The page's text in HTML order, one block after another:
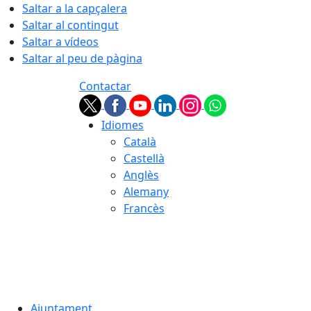
Saltar a la capçalera
Saltar al contingut
Saltar a vídeos
Saltar al peu de pàgina
Contactar
Idiomes
Català
Castellà
Anglès
Alemany
Francès